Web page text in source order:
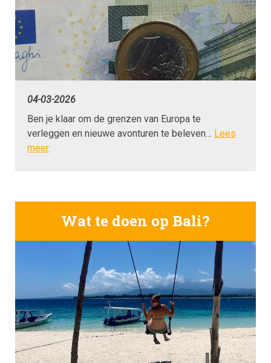
04-03-2026
Ben je klaar om de grenzen van Europa te
verleggen en nieuwe avonturen te beleven… Lees
meer
Wat te doen op Bali?